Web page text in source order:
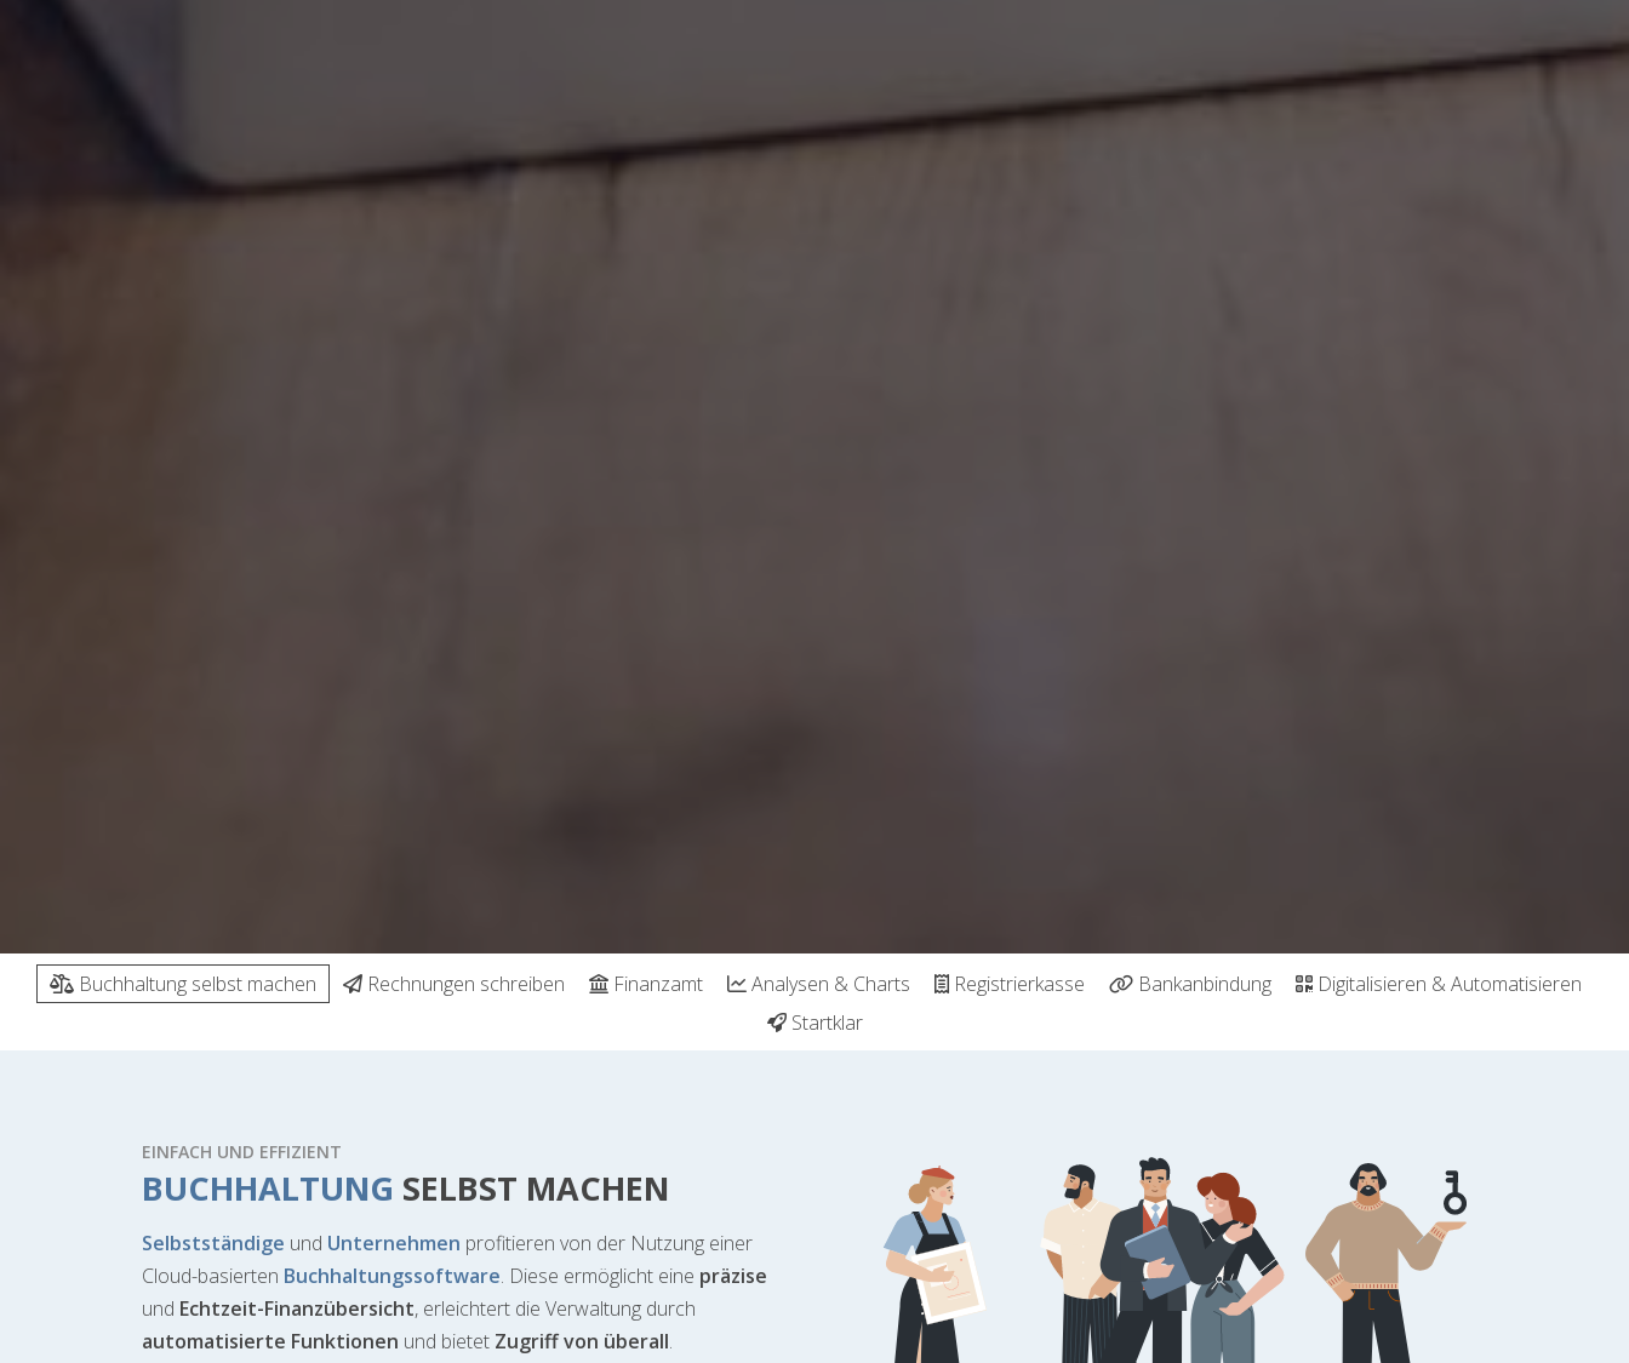
Buchhaltung selbst machen Rechnungen schreiben Finanzamt Analysen & Charts Registrierkasse Bankanbindung
Digitalisieren & Automatisieren
Startklar
EINFACH UND EFFIZIENT
BUCHHALTUNG SELBST MACHEN
Selbstständige und Unternehmen profitieren von der Nutzung einer
Cloud-basierten Buchhaltungssoftware. Diese ermöglicht eine präzise
und Echtzeit-Finanzübersicht, erleichtert die Verwaltung durch
automatisierte Funktionen und bietet Zugriff von überall.